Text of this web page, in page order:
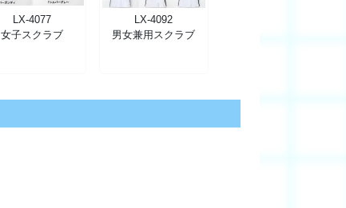
LX-4077
女子スクラブ
LX-4092
男女兼用スクラブ